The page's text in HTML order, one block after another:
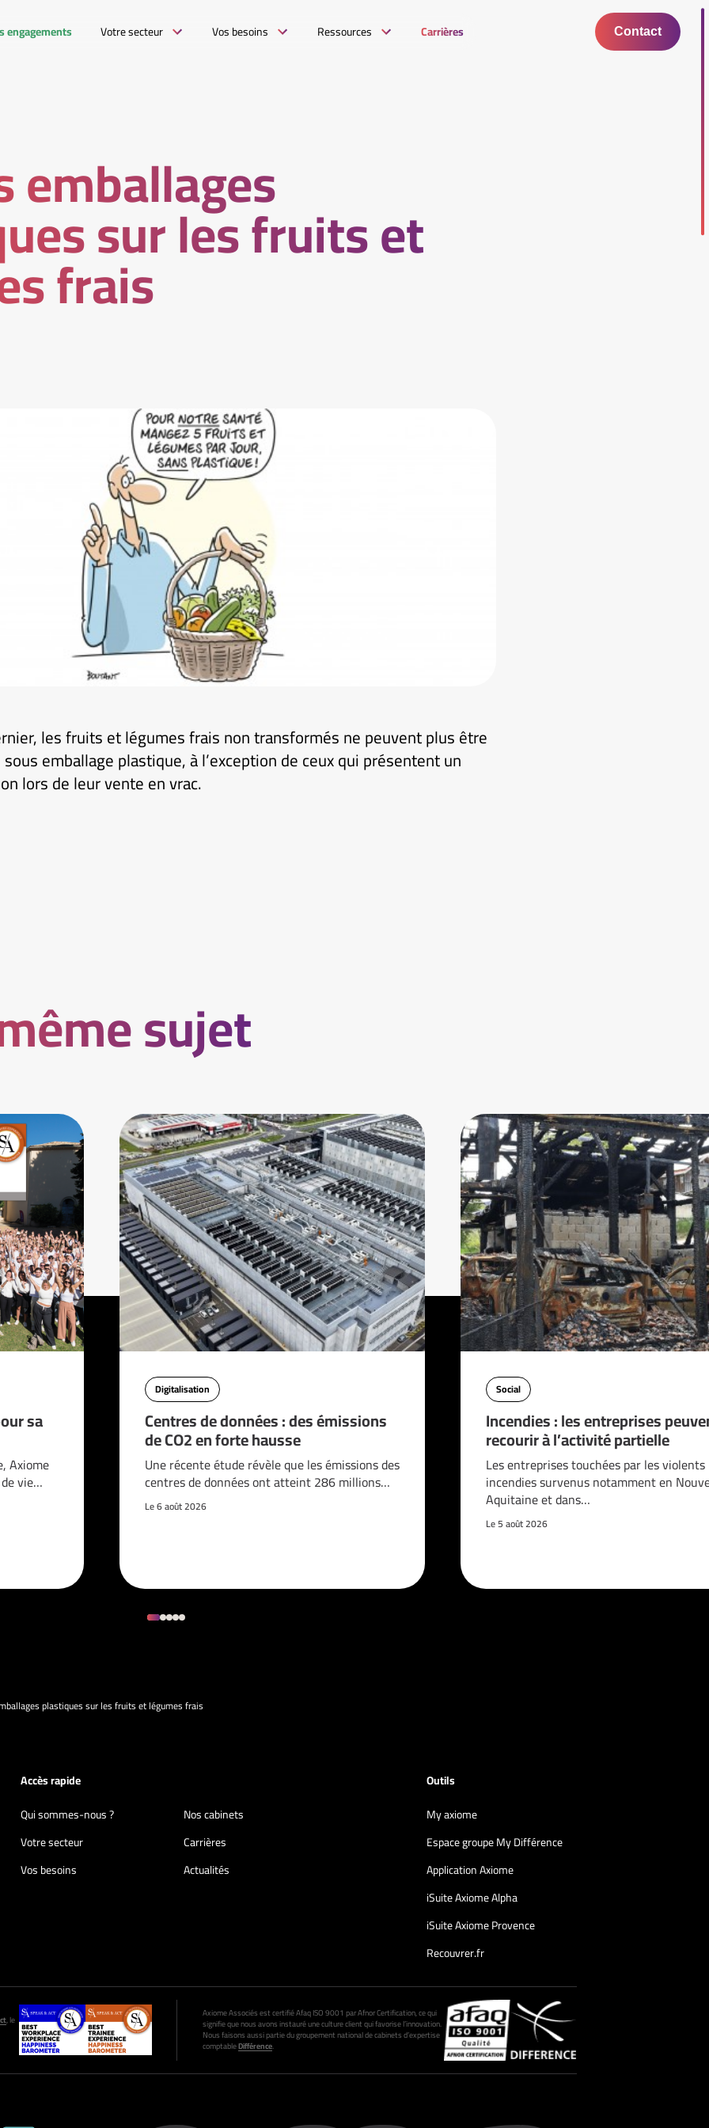
engagements Votre secteur Vos besoins Ressources Carrières Contact
emballages
sur les fruits et
frais
les fruits et légumes frais non transformés ne peuvent plus être
emballage plastique, à l’exception de ceux qui présentent un
lors de leur vente en vrac.
sujet
sa
Axiome
vie…
Digitalisation
Centres de données : des émissions
de CO2 en forte hausse
Une récente étude révèle que les émissions des
centres de données ont atteint 286 millions…
Le 6 août 2026
Social
Incendies : les entreprises
recourir à l’activité partielle
Les entreprises touchées par les violents
incendies survenus notamment en
Aquitaine et dans…
Le 5 août 2026
plastiques sur les fruits et légumes frais
Accès rapide
Qui sommes-nous ?
Nos cabinets
Votre secteur
Carrières
Vos besoins
Actualités
Outils
My axiome
Espace groupe My Différence
Application Axiome
iSuite Axiome Alpha
iSuite Axiome Provence
Recouvrer.fr
, le Axiome Associés est certifié Afaq ISO 9001 par Afnor Certification, ce qui
signifie que nous avons instauré une culture client qui favorise l’innovation.
Nous faisons aussi partie du groupement national de cabinets d’expertise
comptableDifférence.